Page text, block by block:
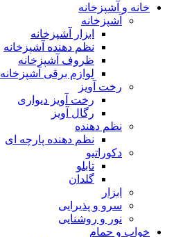
خانه و آشپزخانه
آشپزخانه
ابزار آشپزخانه
نظم دهنده آشپزخانه
ظروف آشپزخانه
لوازم برقی آشپزخانه
رخت آویز
رخت آویز دیواری
رگال آویز
نظم دهنده
نظم دهنده پارچه ای
دکوراتیو
تابلو
گلدان
ابزار
سرو و پذیرایی
نور و روشنایی
خواب و حمام